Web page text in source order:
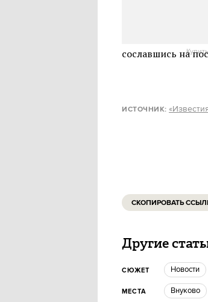
По какой
пока не
сославшись на
ИСТОЧНИК:
СКОПИРОВАТЬ
Другие
СЮЖЕТ новости
МЕСТА Внуково